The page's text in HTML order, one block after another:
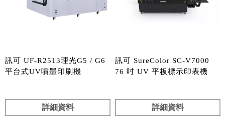
訊可 UF-R2513理光G5 / G6
平台式UV噴墨印刷機
詳細資料
訊可 SureColor SC-V7000
76 吋 UV 平板標示印表機
詳細資料